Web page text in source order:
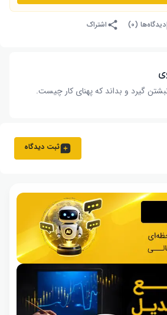
دیدگاه‌ها (۰) اشتراک
گیرد و بداند که پهنای کار چیست‌.
ثبت دیدگاه